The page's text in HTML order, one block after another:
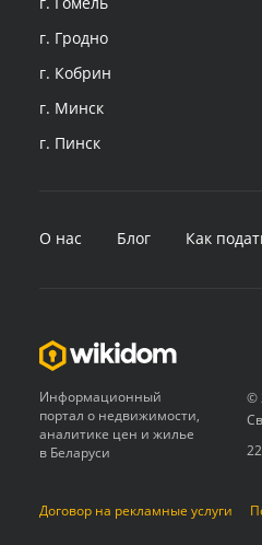
г. Гродно
г. Кобрин
г. Минск
г. Пинск
О нас Блог Как
Информационный
портал о недвижимости,
аналитике цен и жилье
в Беларуси
©
Договор на рекламные услуги